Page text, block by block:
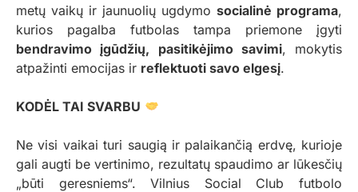
metų vaikų ir jaunuolių ugdymo socialinė programa,
kurios pagalba futbolas tampa priemone įgyti
bendravimo įgūdžių, pasitikėjimo savimi, mokytis
atpažinti emocijas ir reflektuoti savo elgesį.
KODĖL TAI SVARBU
Ne visi vaikai turi saugią ir palaikančią erdvę, kurioje
gali augti be vertinimo, rezultatų spaudimo ar lūkesčių
„būti geresniems“. Vilnius Social Club futbolo